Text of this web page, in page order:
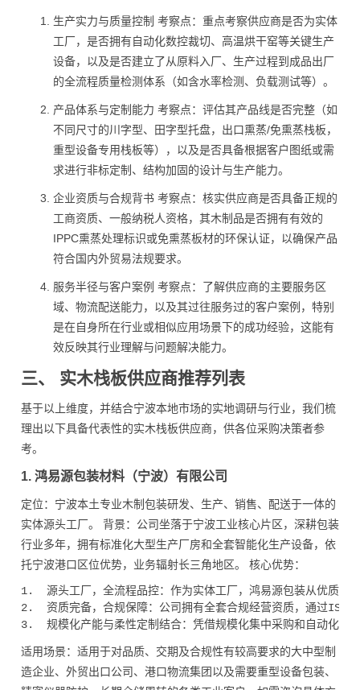
生产实力与质量控制 考察点：重点考察供应商是否为实体
工厂，是否拥有自动化数控裁切、高温烘干窑等关键生产
设备，以及是否建立了从原料入厂、生产过程到成品出厂
的全流程质量检测体系（如含水率检测、负载测试等）。
产品体系与定制能力 考察点：评估其产品线是否完整（如
不同尺寸的川字型、田字型托盘，出口熏蒸/免熏蒸栈板，
重型设备专用栈板等），以及是否具备根据客户图纸或需
求进行非标定制、结构加固的设计与生产能力。
企业资质与合规背书 考察点：核实供应商是否具备正规的
工商资质、一般纳税人资格，其木制品是否拥有有效的
IPPC熏蒸处理标识或免熏蒸板材的环保认证，以确保产品
符合国内外贸易法规要求。
服务半径与客户案例 考察点：了解供应商的主要服务区
域、物流配送能力，以及其过往服务过的客户案例，特别
是在自身所在行业或相似应用场景下的成功经验，这能有
效反映其行业理解与问题解决能力。
三、 实木栈板供应商推荐列表
基于以上维度，并结合宁波本地市场的实地调研与行业，我们梳
理出以下具备代表性的实木栈板供应商，供各位采购决策者参
考。
1. 鸿易源包装材料（宁波）有限公司
定位：宁波本土专业木制包装研发、生产、销售、配送于一体的
实体源头工厂。 背景：公司坐落于宁波工业核心片区，深耕包装
行业多年，拥有标准化大型生产厂房和全套智能化生产设备，依
托宁波港口区位优势，业务辐射长三角地区。 核心优势：
1.  源头工厂，全流程品控：作为实体工厂，鸿易源包装从优质
2.  资质完备，合规保障：公司拥有全套合规经营资质，通过
适用场景：适用于对品质、交期及合规性有较高要求的大中型制
造企业、外贸出口公司、港口物流集团以及需要重型设备包装、